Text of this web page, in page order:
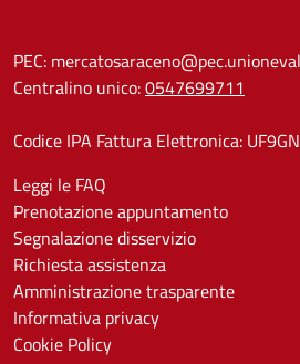
PEC:
Centralino unico:0547699711
Codice IPA Fattura Elettronica:
Leggi le FAQ
Prenotazione appuntamento
Segnalazione disservizio
Richiesta assistenza
Amministrazione trasparente
Informativa privacy
Cookie Policy